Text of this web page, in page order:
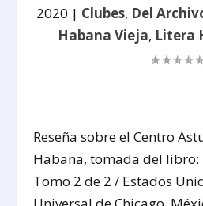
2020 | Clubes, Del
Habana Vieja, Litera
Reseña sobre el Centro
Habana, tomada del libro:
Tomo 2 de 2 / Estados